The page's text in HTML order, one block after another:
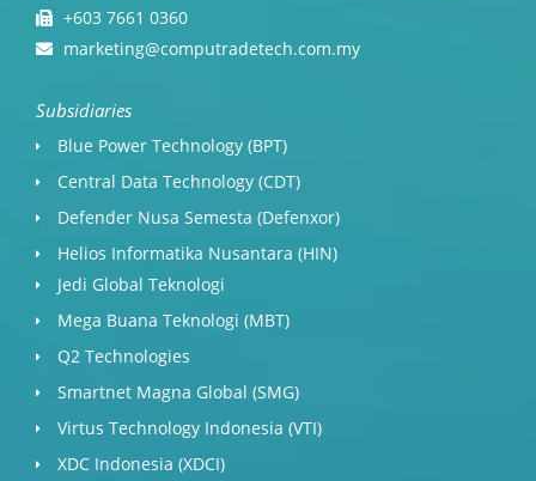
+603 7661 0360
marketing@computradetech.com.my
Subsidiaries
Blue Power Technology (BPT)​
Central Data Technology (CDT)
Defender Nusa Semesta (Defenxor)
Helios Informatika Nusantara (HIN)
Jedi Global Teknologi
Mega Buana Teknologi (MBT)
Q2 Technologies
Smartnet Magna Global (SMG)
Virtus Technology Indonesia (VTI)
XDC Indonesia (XDCI)